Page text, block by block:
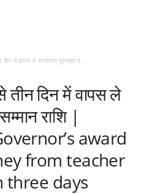
दिन में वापस ले राज्यपाल पुरस्कार व...
तीन दिन में वापस ले
राशि |
award
from teacher
three days